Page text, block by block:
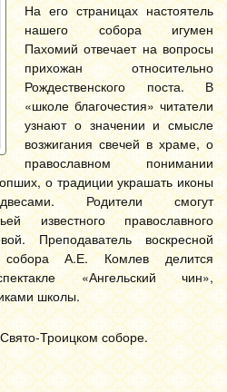
На его страницах настоятель
нашего собора игумен
Пахомий отвечает на вопросы
прихожан относительно
Рождественского поста. В
«школе благочестия» читатели
узнают о значении и смысле
возжигания свечей в храме, о
православном понимании
о традиции украшать иконы
Родители смогут
известного православного
Преподаватель воскресной
собора А.Е. Комлев делится
«Ангельский чин»,
школы.
Троицком соборе.